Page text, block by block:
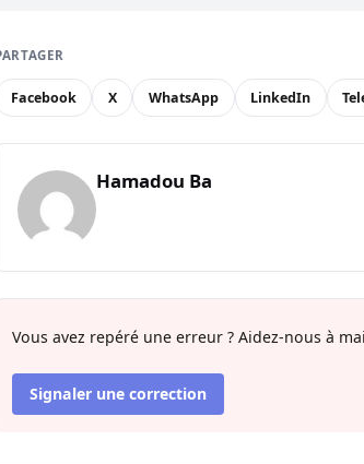
Facebook X WhatsApp LinkedIn
Hamadou Ba
Vous avez repéré une erreur ? Aidez-nous à
Signaler une correction